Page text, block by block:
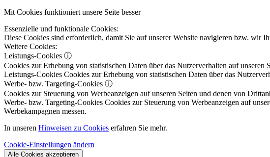
Mit Cookies funktioniert unsere Seite besser
Essenzielle und funktionale Cookies:
Diese Cookies sind erforderlich, damit Sie auf unserer Website navigieren bzw. wir
Weitere Cookies:
Leistungs-Cookies ⓘ
Cookies zur Erhebung von statistischen Daten über das Nutzerverhalten auf unseren
Leistungs-Cookies Cookies zur Erhebung von statistischen Daten über das
Werbe- bzw. Targeting-Cookies ⓘ
Cookies zur Steuerung von Werbeanzeigen auf unseren Seiten und denen von
Werbe- bzw. Targeting-Cookies Cookies zur Steuerung von Werbeanzeigen auf
Werbekampagnen messen.
In unseren Hinweisen zu Cookies erfahren Sie mehr.
Cookie-Einstellungen ändern
Alle Cookies akzeptieren